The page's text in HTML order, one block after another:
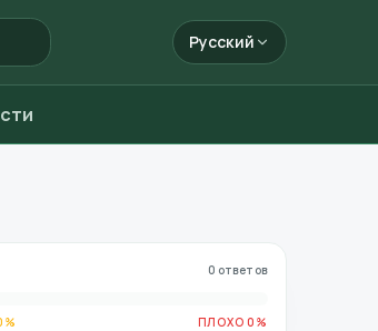
Русский
0 ответов
ПЛОХО 0%